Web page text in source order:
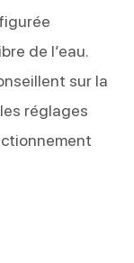
de l’eau.
sur la
réglages